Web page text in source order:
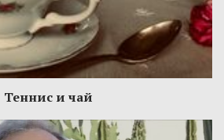
Теннис и чай